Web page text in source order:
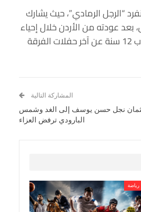
“الرجل الرمادي”، حيث يشارك
بمكتبة الإسكندرية مساء السبت 12 أغسطس، بعد عودته من الأردن خلال إحياء
فرقة وسط البلد لأولى حفلاتها بمهرجان جرش الموسيقي الدولي بعد غياب 12 سنة عن آخر حفلات الفرقة
المشاركة التالية
نجل حسن يوسف إلى الغد وشمس
البارودي ترفض العزاء
رياضة